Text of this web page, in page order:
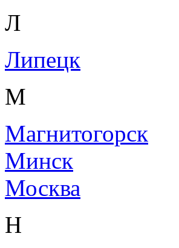
Л
Липецк
М
Магнитогорск
Минск
Москва
Н